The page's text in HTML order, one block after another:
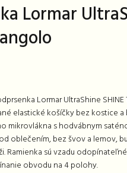
Lormar
Lormar UltraShine
elastické košíčky bez kostice a
mikrovlákna s hodvábnym
oblečením, bez švov a lemov,
Ramienka sú vzadu
obvodu na 4 polohy.